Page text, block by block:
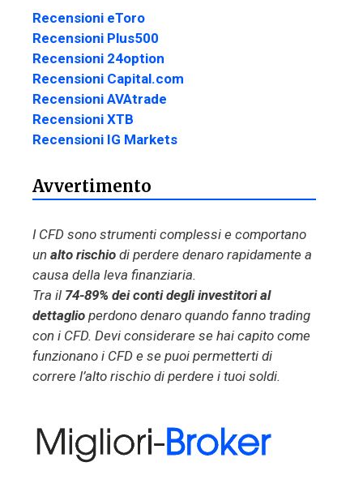
Recensioni eToro
Recensioni Plus500
Recensioni 24option
Recensioni Capital.com
Recensioni AVAtrade
Recensioni XTB
Recensioni IG Markets
Avvertimento
I CFD sono strumenti complessi e comportano
un alto rischio di perdere denaro rapidamente a
causa della leva finanziaria.
Tra il 74-89% dei conti degli investitori al
dettaglio perdono denaro quando fanno trading
con i CFD. Devi considerare se hai capito come
funzionano i CFD e se puoi permetterti di
correre l’alto rischio di perdere i tuoi soldi.